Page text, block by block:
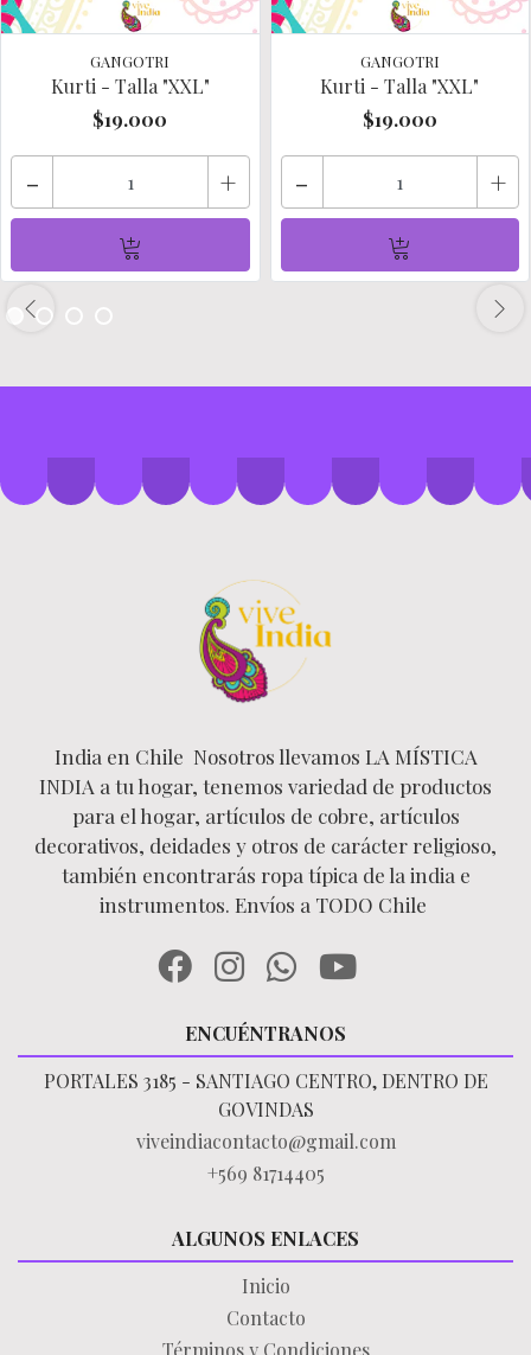
GANGOTRI
Kurti - Talla "XXL"
$19.000
- +
GANGOTRI
Kurti - Talla "XXL"
$19.000
- +
India en Chile Nosotros llevamos LA MÍSTICA
INDIA a tu hogar, tenemos variedad de productos
para el hogar, artículos de cobre, artículos
decorativos, deidades y otros de carácter religioso,
también encontrarás ropa típica de la india e
instrumentos. Envíos a TODO Chile
ENCUÉNTRANOS
PORTALES 3185 - SANTIAGO CENTRO, DENTRO DE
GOVINDAS
viveindiacontacto@gmail.com
+569 81714405
ALGUNOS ENLACES
Inicio
Contacto
Términos y Condiciones